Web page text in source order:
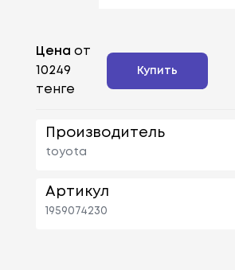
Цена от
10249
тенге
Купить
Производитель
toyota
Артикул
1959074230